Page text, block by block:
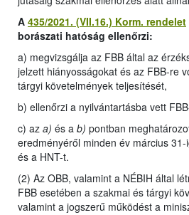
A 435/2021. (VII.16.) Korm. rendelet
borászati hatóság ellenőrzi:
a) megvizsgálja az FBB által az
jelzett hiányosságokat és az FBB-re
tárgyi követelmények teljesítését,
b) ellenőrzi a nyilvántartásba vett
c) az a) és a b) pontban
eredményéről minden év március
és a HNT-t.
(2) Az OBB, valamint a NÉBIH által
FBB esetében a szakmai és tárgyi
valamint a jogszerű működést a